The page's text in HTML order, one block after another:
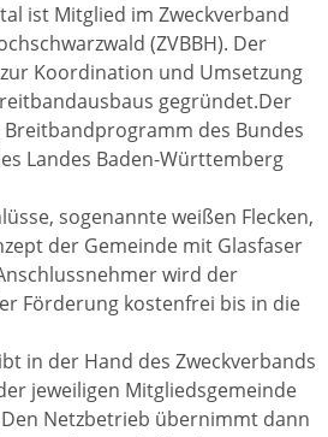
ist Mitglied im Zweckverband
(ZVBBH). Der
Koordination und Umsetzung
gegründet.Der
des Bundes
Landes Baden-Württemberg
sogenannte weißen Flecken,
der Gemeinde mit Glasfaser
wird der
Förderung kostenfrei bis in die
in der Hand des Zweckverbands
jeweiligen Mitgliedsgemeinde
Den Netzbetrieb übernimmt dann